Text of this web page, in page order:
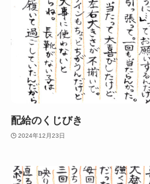
配給のくじびき
2024年12月23日